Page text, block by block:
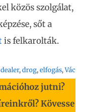
közös szolgálat,
sőt a
is felkarolták.
dealer, drog, elfogás, Vác
jutni?
Kövesse